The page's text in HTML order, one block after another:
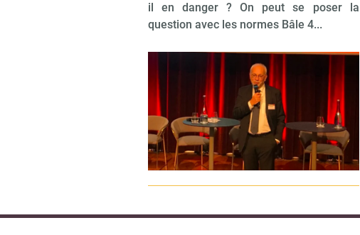
il en danger ? On peut se poser la
question avec les normes Bâle 4...